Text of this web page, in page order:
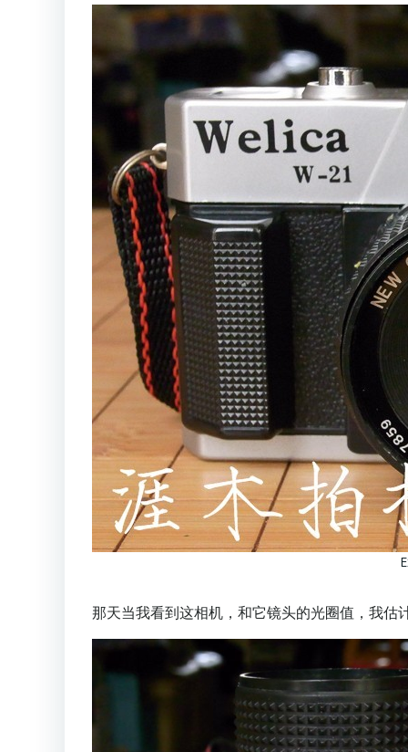
那天当我看到这相机，和它镜头的光圈值，我